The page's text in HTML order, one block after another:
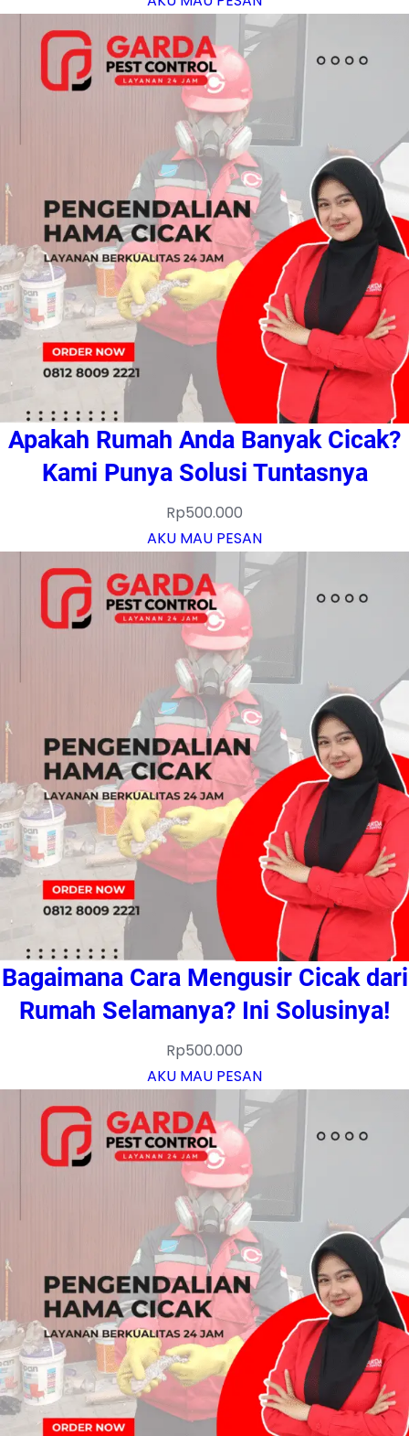
Apakah Rumah Anda Banyak Cicak?
Kami Punya Solusi Tuntasnya
Rp500.000
AKU MAU PESAN
Bagaimana Cara Mengusir Cicak dari
Rumah Selamanya? Ini Solusinya!
Rp500.000
AKU MAU PESAN